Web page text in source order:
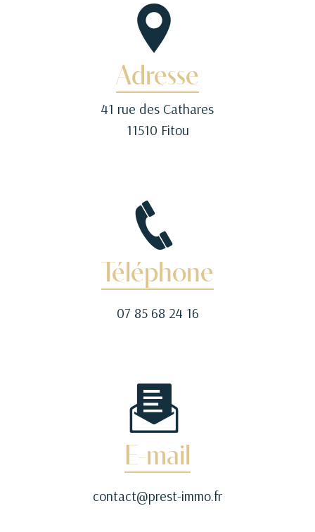
Adresse
41 rue des Cathares
11510 Fitou
Téléphone
07 85 68 24 16
E-mail
contact@prest-immo.fr